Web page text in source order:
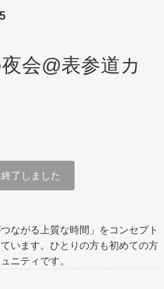
会@表参道カ
了しました
ながる上質な時間」をコンセプト
います。ひとりの方も初めての方
ニティです。